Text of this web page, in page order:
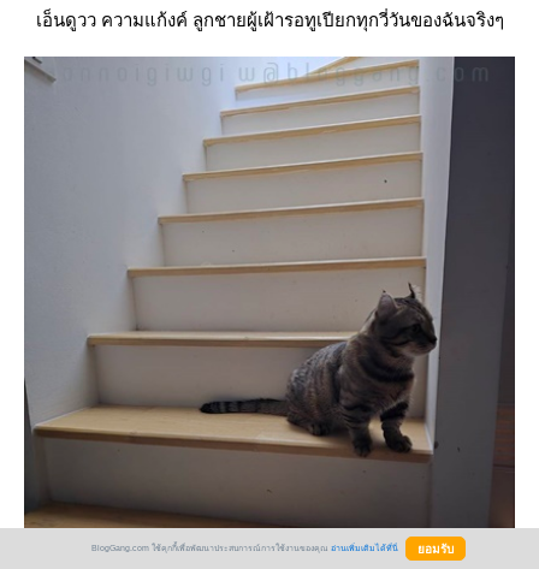
เอ็นดูวว ความแก้งค์ ลูกชายผู้เฝ้ารอทูเปียกทุกวี่วันของฉันจริงๆ
BlogGang.com ใช้คุกกี้เพื่อพัฒนาประสบการณ์การใช้งานของคุณ อ่านเพิ่มเติมได้ที่นี่